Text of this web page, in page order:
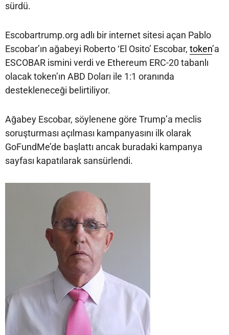
sürdü.
Escobartrump.org adlı bir internet sitesi açan Pablo
Escobar’ın ağabeyi Roberto ‘El Osito’ Escobar, token’a
ESCOBAR ismini verdi ve Ethereum ERC-20 tabanlı
olacak token’ın ABD Doları ile 1:1 oranında
destekleneceği belirtiliyor.
Ağabey Escobar, söylenene göre Trump’a meclis
soruşturması açılması kampanyasını ilk olarak
GoFundMe’de başlattı ancak buradaki kampanya
sayfası kapatılarak sansürlendi.